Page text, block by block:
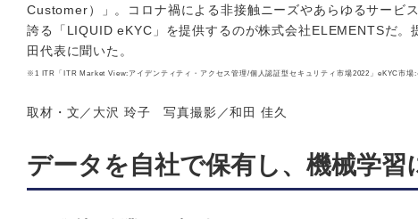
Customer）」。コロナ禍による非接触ニーズやあらゆるサービ
誇る「LIQUID eKYC」を提供するのが株式会社ELEMENTSだ
田代表に聞いた。
※1 ITR「ITR Market View:アイデンティティ・アクセス管理/個人認証型セキュリティ市場2022」eKYC市場:
取材・文／大沢 玲子 写真撮影／和田 佳久
データを自社で保有し、機械学